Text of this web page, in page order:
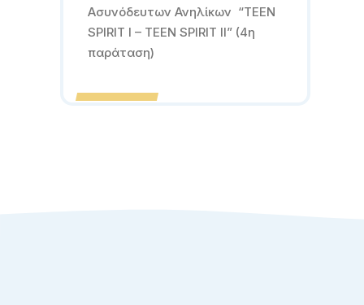
Ασυνόδευτων Ανηλίκων “TEEN
SPIRIT I – TEEN SPIRIT II” (4η
παράταση)